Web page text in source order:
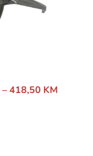
–418,50 KM